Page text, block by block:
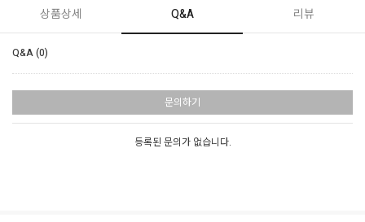
상품상세 Q&A 리뷰
Q&A (0)
문의하기
등록된 문의가 없습니다.